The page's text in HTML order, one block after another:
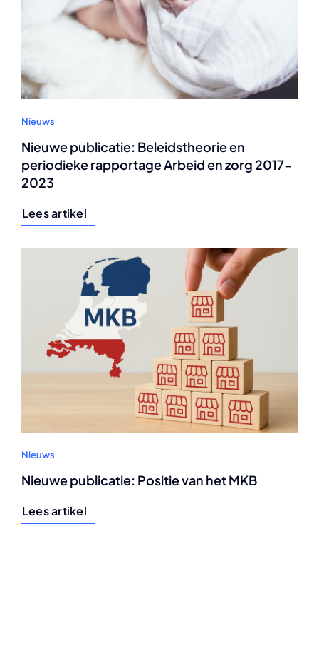
Nieuws
Nieuwe publicatie: Beleidstheorie en
periodieke rapportage Arbeid en zorg 2017-
2023
Lees artikel
Nieuws
Nieuwe publicatie: Positie van het MKB
Lees artikel